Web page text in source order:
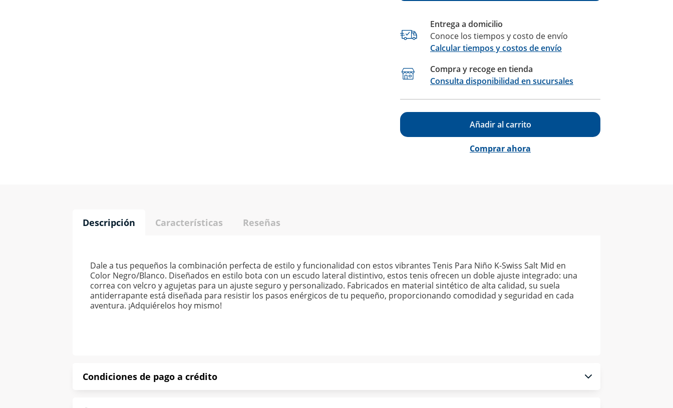
Entrega a domicilio
Conoce los tiempos y costo de envío
Calcular tiempos y costos de envío
Compra y recoge en tienda
Consulta disponibilidad en sucursales
Añadir al carrito
Comprar ahora
Descripción Características Reseñas
Dale a tus pequeños la combinación perfecta de estilo y funcionalidad con estos vibrantes Tenis Para Niño K-Swiss Salt Mid en
Color Negro/Blanco. Diseñados en estilo bota con un escudo lateral distintivo, estos tenis ofrecen un doble ajuste integrado: una
correa con velcro y agujetas para un ajuste seguro y personalizado. Fabricados en material sintético de alta calidad, su suela
antiderrapante está diseñada para resistir los pasos enérgicos de tu pequeño, proporcionando comodidad y seguridad en cada
aventura. ¡Adquiérelos hoy mismo!
Condiciones de pago a crédito